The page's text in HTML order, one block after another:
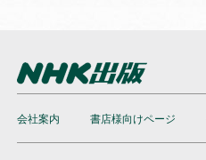
会社案内 書店様向けページ